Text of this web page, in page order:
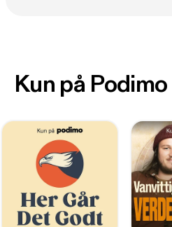
Kun på Podimo